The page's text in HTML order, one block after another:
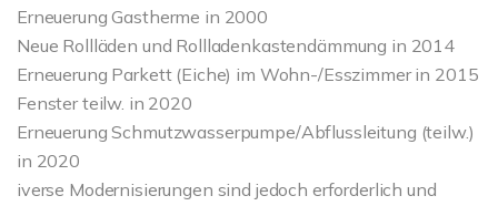
Erneuerung Gastherme in 2000
Neue Rollläden und Rollladenkastendämmung in 2014
Erneuerung Parkett (Eiche) im Wohn-/Esszimmer in 2015
Fenster teilw. in 2020
Erneuerung Schmutzwasserpumpe/Abflussleitung (teilw.)
in 2020
iverse Modernisierungen sind jedoch erforderlich und